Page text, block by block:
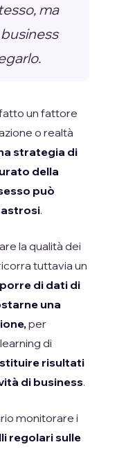
ma
un fattore
o realtà
strategia di
della
può
.
la qualità dei
tuttavia un
di dati di
una
per
di
risultati
di business.
monitorare i
regolari sulle